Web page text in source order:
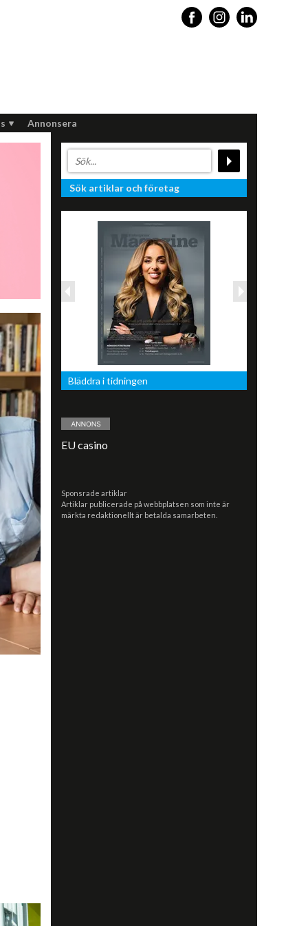
Annonsera
Sök artiklar och företag
Bläddra i tidningen
EU casino
Sponsrade artiklar
Artiklar publicerade på webbplatsen som inte är
märkta redaktionellt är betalda samarbeten.